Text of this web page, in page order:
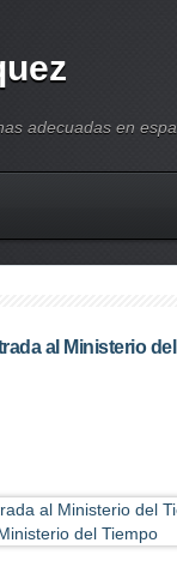
adecuadas en
al Ministerio